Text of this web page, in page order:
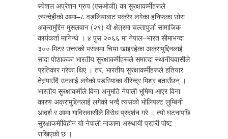
स्पेशल अप्रेशन ग्रुप (एसओजी) का सुरक्षाकर्मीहरूले
रुपन्देहीको आमा–८ वडलियाबाट पक्रेर लगेका हनिफका छोरा
अक्रामुद्दिन मुसलवान (२९) यो क्षेत्रमा चल्तापुर्जा सामाजिक
कार्यकर्ता मानिन्थे । ४ पुस २०६६ मा नेपाल–भारत सीमाभन्दा
३०० मिटर उत्तरको पसलमा चिया खाइरहेका अक्रामुद्दिनलाई
सादा पोशाकका भारतीय सुरक्षाकर्मीहरूले समात्दा स्थानीयवासीले
प्रतिकार गरेका थिए । तर, भारतीय सुरक्षाकर्मीहरूले हतियार
तेस्र्याउँदै उनलाई लगेको पडरियाका वीरेन्द्र मिश्र बताउँछन् ।
भारतीय सुरक्षाकर्मीले विना अनुमति नेपाली भूमिमा आएर विना
कारण अक्रामुद्दिनलाई लगेको भन्दै त्यसको भोलिपल्ट लुम्बिनी
आदर्श र आमा गाविसवासीले विरोध प्रदर्शन गरे । त्यो घटनापछि
सुरक्षाकर्मीविहीन यो नेपाली नाकामा अस्थायी प्रहरी पोष्ट
राखिएको छ ।